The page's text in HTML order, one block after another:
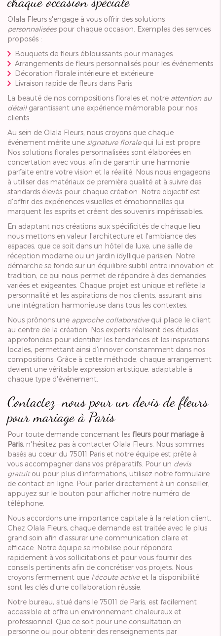
Olala Fleurs s'engage à vous offrir des solutions
personnaliséespour chaque occasion. Exemples des services
proposés :
Bouquets de fleurs éblouissants pour mariages
Arrangements de fleurs personnalisés pour les événements
Décoration florale intérieure et extérieure
Livraison rapide de fleurs dans Paris
La beauté de nos compositions florales et notre attention au
détailgarantissent une expérience mémorable pour nos
clients.
Au sein de Olala Fleurs, nous croyons que chaque
événement mérite une signature floralequi lui est propre.
Nos solutions florales personnalisées sont élaborées en
concertation avec vous, afin de garantir une harmonie
parfaite entre votre vision et la réalité. Nous nous engageons
à utiliser des matériaux de première qualité et à suivre des
standards élevés pour chaque création. Notre objectif est
d'offrir des expériences visuelles et émotionnelles qui
marquent les esprits et créent des souvenirs impérissables.
En adaptant nos créations aux spécificités de chaque lieu,
nous mettons en valeur l'architecture et l'ambiance des
espaces, que ce soit dans un hôtel de luxe, une salle de
réception moderne ou un jardin idyllique parisien. Notre
démarche se fonde sur un équilibre subtil entre innovation et
tradition, ce qui nous permet de répondre à des demandes
variées et exigeantes. Chaque projet est unique et reflète la
personnalité et les aspirations de nos clients, assurant ainsi
une intégration harmonieuse dans tous les contextes.
Nous prônons une approche collaborativequi place le client
au centre de la création. Nos experts réalisent des études
approfondies pour identifier les tendances et les inspirations
locales, permettant ainsi d'innover constamment dans nos
compositions. Grâce à cette méthode, chaque arrangement
devient une véritable expression artistique, adaptable à
chaque type d'événement.
Contactez-nous pour un devis de fleurs
pour mariage à Paris
Pour toute demande concernant les fleurs pour mariage à
Paris, n'hésitez pas à contacter Olala Fleurs. Nous sommes
basés au cœur du 75011 Paris et notre équipe est prête à
vous accompagner dans vos préparatifs. Pour un devis
gratuitou pour plus d'informations, utilisez notre formulaire
de contact en ligne. Pour parler directement à un conseiller,
appuyez sur le bouton pour afficher notre numéro de
téléphone.
Nous accordons une importance capitale à la relation client.
Chez Olala Fleurs, chaque demande est traitée avec le plus
grand soin afin d'assurer une communication claire et
efficace. Notre équipe se mobilise pour répondre
rapidement à vos sollicitations et pour vous fournir des
conseils pertinents afin de concrétiser vos projets. Nous
croyons fermement que l'écoute activeet la disponibilité
sont les clés d'une collaboration réussie.
Notre bureau, situé dans le 75011 de Paris, est facilement
accessible et offre un environnement chaleureux et
professionnel. Que ce soit pour une consultation en
personne ou pour obtenir des renseignements par